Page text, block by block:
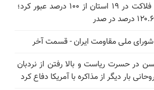
شاخص فلاکت در ۱۹ استان از ۱۰۰ درصد عبور کرد؛
ملی مقاومت ایران - قسمت آخر
در حسرت ریاست و بالا رفتن از نردبان
بار دیگر از مذاکره با آمریکا دفاع کرد